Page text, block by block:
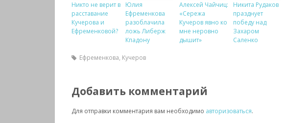
Никто не верит в
расставание
Кучерова и
Ефременковой?
Юлия
Ефременкова
разоблачила
ложь Либерж
Кпадону
Алексей Чайчиц:
«Сережа
Кучеров явно ко
мне неровно
дышит»
Никита Рудаков
празднует
победу над
Захаром
Саленко
Ефременкова, Кучеров
Добавить комментарий
Для отправки комментария вам необходимо авторизоваться.